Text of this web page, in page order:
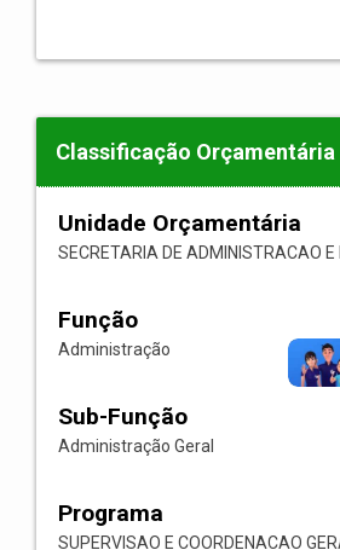
Classificação Orçamentária
Unidade Orçamentária
SECRETARIA DE ADMINISTRACAO E
Função
Administração
Sub-Função
Administração Geral
Programa
SUPERVISAO E COORDENACAO